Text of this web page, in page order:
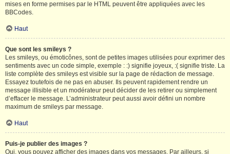
mises en forme permises par le HTML peuvent être appliquées avec les
BBCodes.
Haut
Que sont les smileys ?
Les smileys, ou émoticônes, sont de petites images utilisées pour exprimer des
sentiments avec un code simple, exemple : :) signifie joyeux, :( signifie triste. La
liste complète des smileys est visible sur la page de rédaction de message.
Essayez toutefois de ne pas en abuser. Ils peuvent rapidement rendre un
message illisible et un modérateur peut décider de les retirer ou simplement
d’effacer le message. L’administrateur peut aussi avoir défini un nombre
maximum de smileys par message.
Haut
Puis-je publier des images ?
Oui, vous pouvez afficher des images dans vos messages. Par ailleurs, si